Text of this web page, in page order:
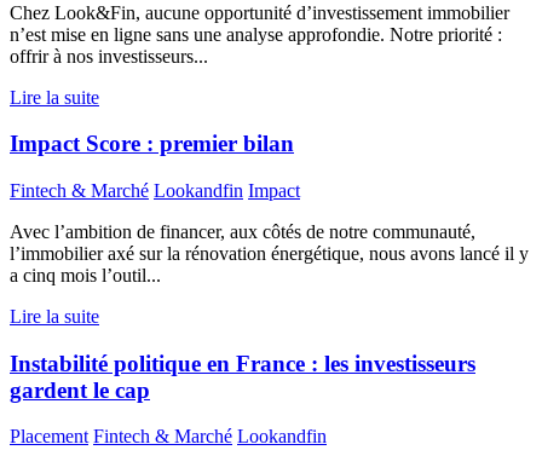
Chez Look&Fin, aucune opportunité d’investissement immobilier
n’est mise en ligne sans une analyse approfondie. Notre priorité :
offrir à nos investisseurs...
Lire la suite
Impact Score : premier bilan
Fintech & Marché Lookandfin Impact
Avec l’ambition de financer, aux côtés de notre communauté,
l’immobilier axé sur la rénovation énergétique, nous avons lancé il y
a cinq mois l’outil...
Lire la suite
Instabilité politique en France : les investisseurs
gardent le cap
Placement Fintech & Marché Lookandfin